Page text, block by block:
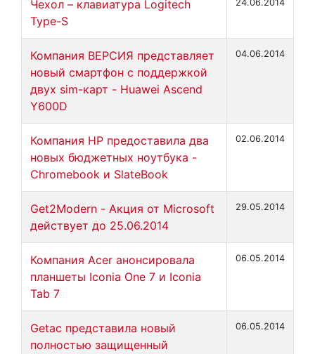
Чехол – клавиатура Logitech
Type-S
24.06.2014
Компания ВЕРСИЯ представляет
новый смартфон с поддержкой
двух sim-карт - Huawei Ascend
Y600D
04.06.2014
Компания HP предоставила два
новых бюджетных ноутбука -
Chromebook и SlateBook
02.06.2014
Get2Modern - Акция от Microsoft
действует до 25.06.2014
29.05.2014
Компания Acer анонсировала
планшеты Iconia One 7 и Iconia
Tab 7
06.05.2014
Getac представила новый
полностью защищенный
06.05.2014